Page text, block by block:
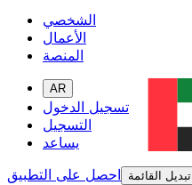
الشخصي
الأعمال
المنصة
AR
تسجيل الدخول
التسجيل
يساعد
احصل على التطبيق
تبديل القائمة